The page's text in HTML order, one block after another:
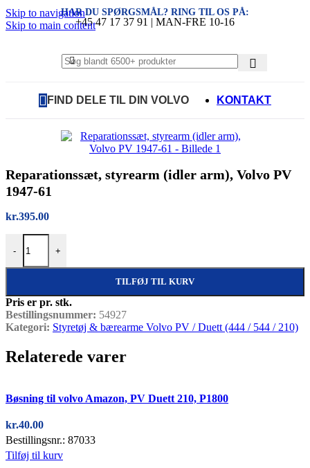
Skip to navigation
Skip to main content
HAR DU SPØRGSMÅL? RING TIL OS PÅ:
+45 47 17 37 91 | MAN-FRE 10-16
FIND DELE TIL DIN VOLVO KONTAKT
Reparationssæt, styrearm (idler arm), Volvo PV
1947-61
kr.395.00
-
Reparationssæt, styrearm (idler arm), Volvo PV 1947-61 antal
+
TILFØJ TIL KURV
Pris er pr. stk.
Bestillingsnummer: 54927
Kategori: Styretøj & bærearme Volvo PV / Duett (444 / 544 / 210)
Relaterede varer
Bøsning til volvo Amazon, PV Duett 210, P1800
kr.40.00
Bestillingsnr.: 87033
Tilføj til kurv